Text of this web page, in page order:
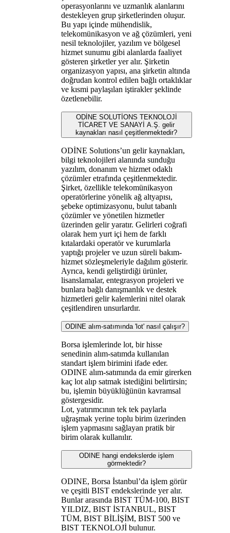
operasyonlarını ve uzmanlık alanlarını
destekleyen grup şirketlerinden oluşur.
Bu yapı içinde mühendislik,
telekomünikasyon ve ağ çözümleri, yeni
nesil teknolojiler, yazılım ve bölgesel
hizmet sunumu gibi alanlarda faaliyet
gösteren şirketler yer alır. Şirketin
organizasyon yapısı, ana şirketin altında
doğrudan kontrol edilen bağlı ortaklıklar
ve kısmi paylaşılan iştirakler şeklinde
özetlenebilir.
ODİNE SOLUTİONS TEKNOLOJİ
TİCARET VE SANAYİ A.Ş. gelir
kaynakları nasıl çeşitlenmektedir?
ODİNE Solutions’un gelir kaynakları,
bilgi teknolojileri alanında sunduğu
yazılım, donanım ve hizmet odaklı
çözümler etrafında çeşitlenmektedir.
Şirket, özellikle telekomünikasyon
operatörlerine yönelik ağ altyapısı,
şebeke optimizasyonu, bulut tabanlı
çözümler ve yönetilen hizmetler
üzerinden gelir yaratır. Gelirleri coğrafi
olarak hem yurt içi hem de farklı
kıtalardaki operatör ve kurumlarla
yaptığı projeler ve uzun süreli bakım-
hizmet sözleşmeleriyle dağılım gösterir.
Ayrıca, kendi geliştirdiği ürünler,
lisanslamalar, entegrasyon projeleri ve
bunlara bağlı danışmanlık ve destek
hizmetleri gelir kalemlerini nitel olarak
çeşitlendiren unsurlardır.
ODINE alım-satımında 'lot' nasıl çalışır?
Borsa işlemlerinde lot, bir hisse
senedinin alım-satımda kullanılan
standart işlem birimini ifade eder.
ODINE alım-satımında da emir girerken
kaç lot alıp satmak istediğini belirtirsin;
bu, işlemin büyüklüğünün kavramsal
göstergesidir.
Lot, yatırımcının tek tek paylarla
uğraşmak yerine toplu birim üzerinden
işlem yapmasını sağlayan pratik bir
birim olarak kullanılır.
ODINE hangi endekslerde işlem
görmektedir?
ODINE, Borsa İstanbul’da işlem görür
ve çeşitli BIST endekslerinde yer alır.
Bunlar arasında BIST TÜM-100, BIST
YILDIZ, BIST İSTANBUL, BIST
TÜM, BIST BİLİŞİM, BIST 500 ve
BIST TEKNOLOJİ bulunur.